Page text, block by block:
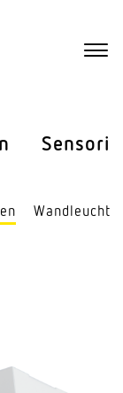
Sensorik